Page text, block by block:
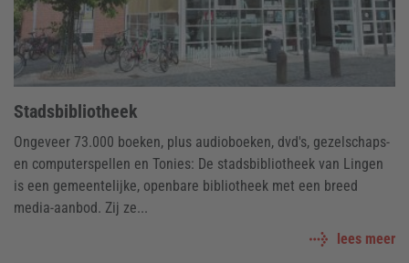
Stadsbibliotheek
Ongeveer 73.000 boeken, plus audioboeken, dvd's, gezelschaps-
en computerspellen en Tonies: De stadsbibliotheek van Lingen
is een gemeentelijke, openbare bibliotheek met een breed
media-aanbod. Zij ze...
lees meer